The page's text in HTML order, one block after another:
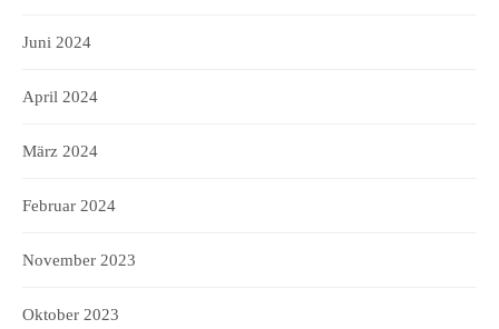
Juni 2024
April 2024
März 2024
Februar 2024
November 2023
Oktober 2023